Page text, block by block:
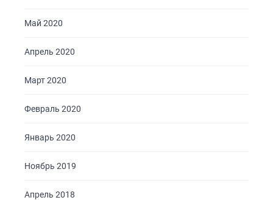
Май 2020
Апрель 2020
Март 2020
Февраль 2020
Январь 2020
Ноябрь 2019
Апрель 2018